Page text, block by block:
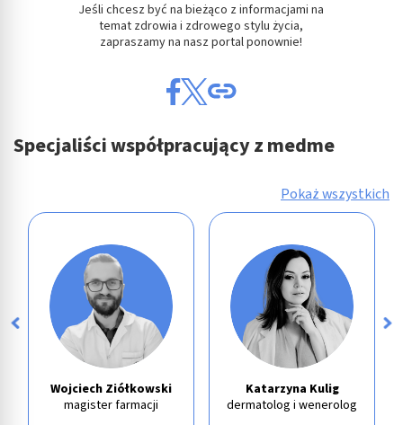
Jeśli chcesz być na bieżąco z informacjami na
temat zdrowia i zdrowego stylu życia,
zapraszamy na nasz portal ponownie!
Specjaliści współpracujący z medme
Pokaż wszystkich
Wojciech Ziółkowski
magister farmacji
Katarzyna Kulig
dermatolog i wenerolog